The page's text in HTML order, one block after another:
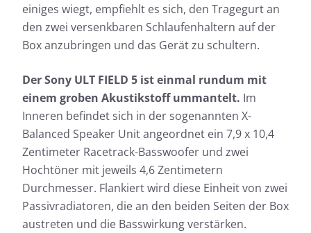
einiges wiegt, empfiehlt es sich, den Tragegurt an
den zwei versenkbaren Schlaufenhaltern auf der
Box anzubringen und das Gerät zu schultern.
Der Sony ULT FIELD 5 ist einmal rundum mit
einem groben Akustikstoff ummantelt. Im
Inneren befindet sich in der sogenannten X-
Balanced Speaker Unit angeordnet ein 7,9 x 10,4
Zentimeter Racetrack-Basswoofer und zwei
Hochtöner mit jeweils 4,6 Zentimetern
Durchmesser. Flankiert wird diese Einheit von zwei
Passivradiatoren, die an den beiden Seiten der Box
austreten und die Basswirkung verstärken.